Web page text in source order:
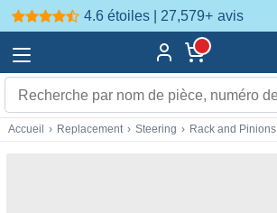
4.6 étoiles | 27,579+ avis
Accueil › Replacement › Steering › Rack and Pinions